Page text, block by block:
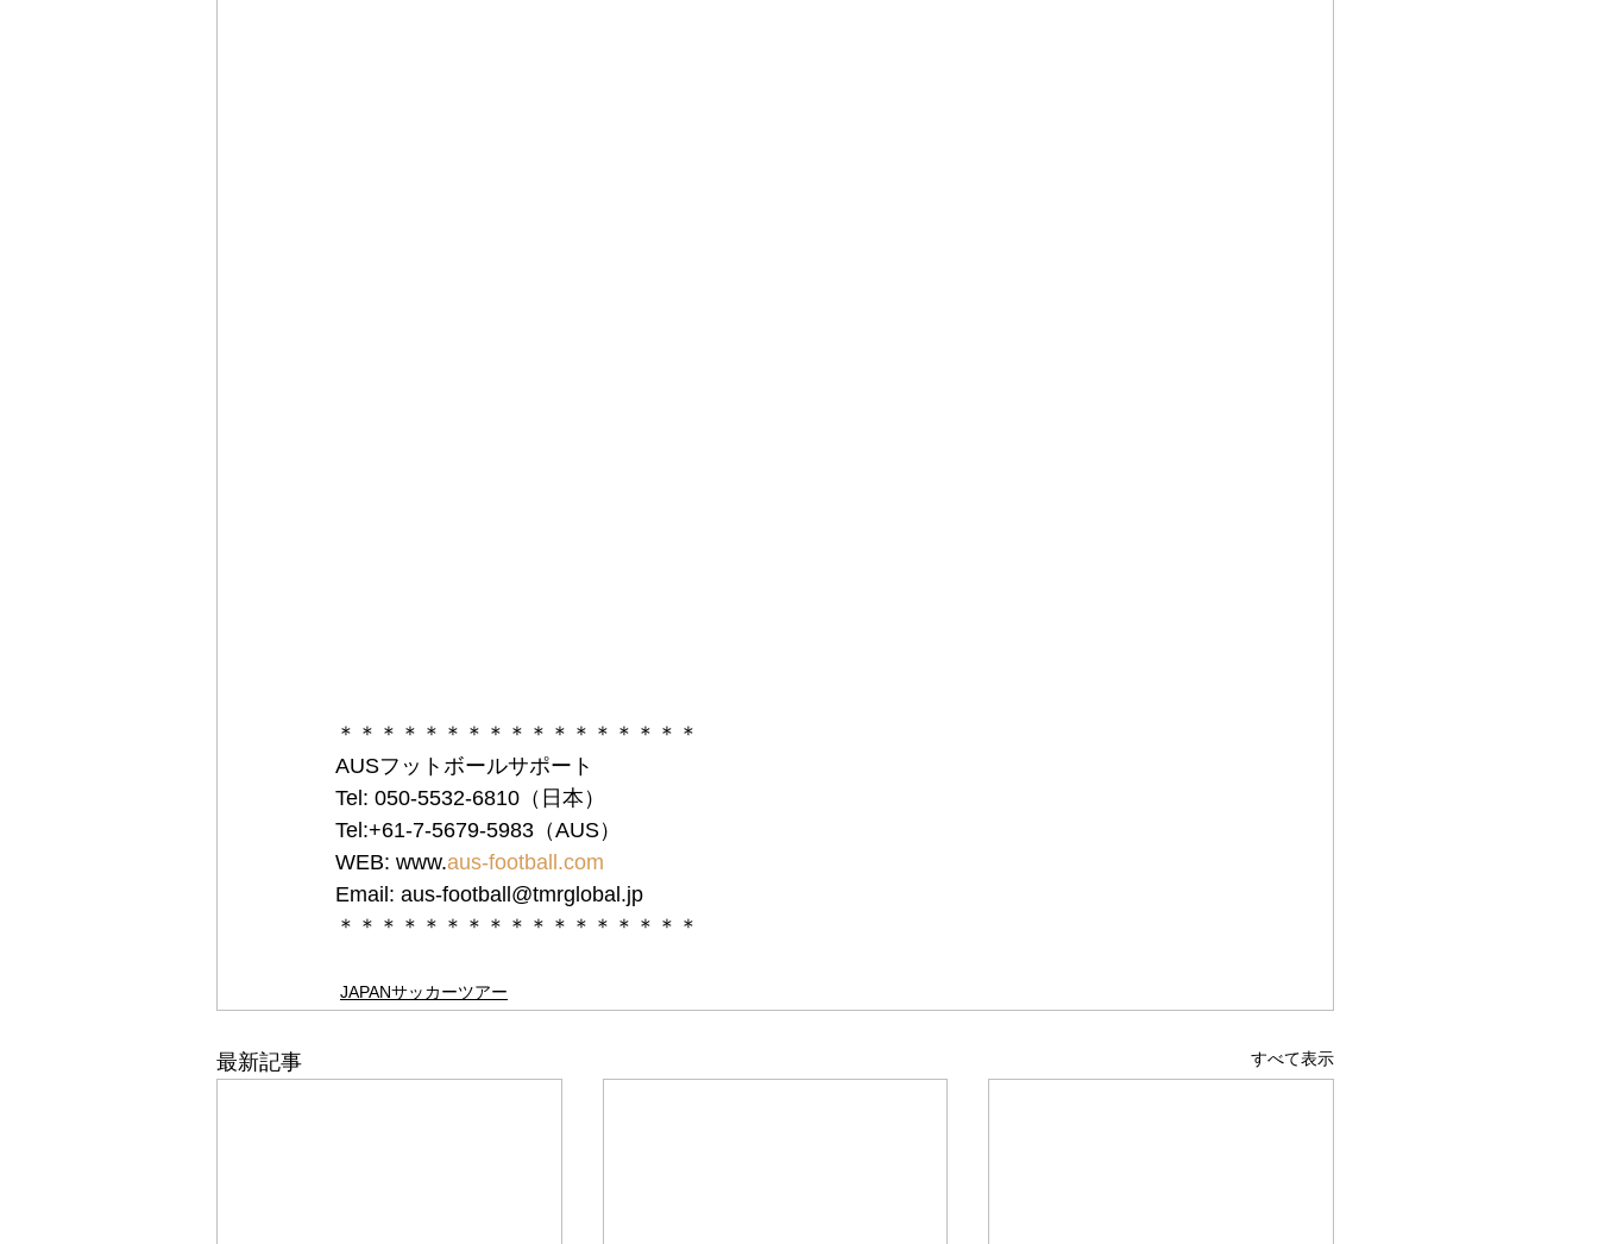
＊＊＊＊＊＊＊＊＊＊＊＊＊＊＊＊＊
AUSフットボールサポート
Tel: 050-5532-6810（日本）
Tel:+61-7-5679-5983（AUS）
WEB: www.aus-football.com
Email: aus-football@tmrglobal.jp
＊＊＊＊＊＊＊＊＊＊＊＊＊＊＊＊＊
JAPANサッカーツアー
最新記事 すべて表示